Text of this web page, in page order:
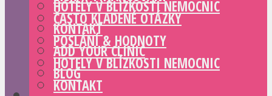
HOTELY V BLÍZKOSTI NEMOCNIC
KONTAKT
ADD YOUR CLINIC
BLOG
ČASTO KLADENÉ OTÁZKY
POSLÁNÍ & HODNOTY
HOTELY V BLÍZKOSTI NEMOCNIC
KONTAKT